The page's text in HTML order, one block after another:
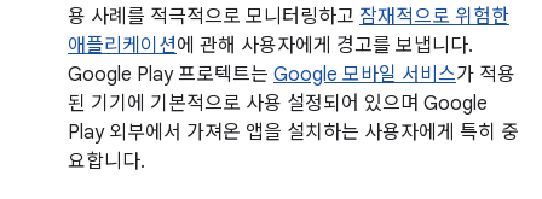
용 사례를 적극적으로 모니터링하고 잠재적으로 위험한
애플리케이션에 관해 사용자에게 경고를 보냅니다.
Google Play 프로텍트는 Google 모바일 서비스가 적용
된 기기에 기본적으로 사용 설정되어 있으며 Google
Play 외부에서 가져온 앱을 설치하는 사용자에게 특히 중
요합니다.